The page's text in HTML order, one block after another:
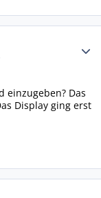
einzugeben? Das
Display ging erst